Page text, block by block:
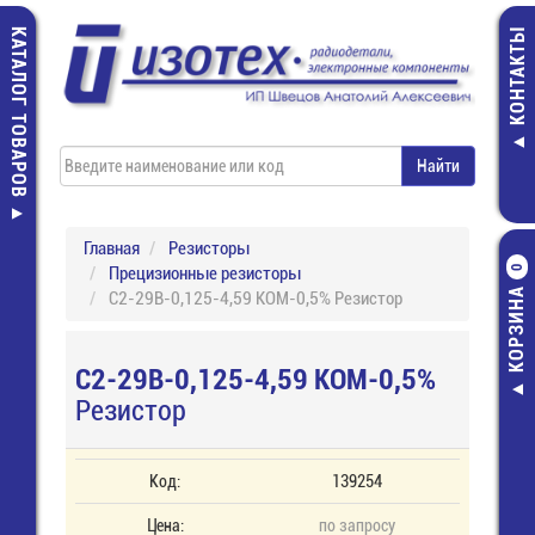
КАТАЛОГ ТОВАРОВ КОНТАКТЫ
КОРЗИНА
0
Главная
Резисторы
Прецизионные резисторы
С2-29В-0,125-4,59 КОМ-0,5% Резистор
С2-29В-0,125-4,59 КОМ-0,5%
Резистор
Код: 139254
Цена: по запросу